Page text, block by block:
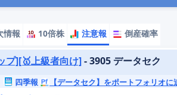
情報 10倍株 注意報 倒産確率
プ][🥇上級者向け]- 3905 データセク
四季報 【データセク】をポートフォリオに